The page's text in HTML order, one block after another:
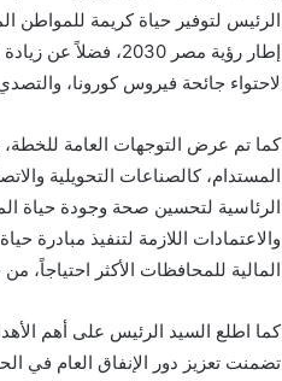
الرئيس لتوفير حياة كريمة للمواطن
إطار رؤية مصر
لاحتواء جائحة فيروس كورونا، والتصدي
كما تم عرض التوجهات العامة للخطة،
المستدام، كالصناعات التحويلية
الرئاسية لتحسين صحة وجودة حياة
والاعتمادات اللازمة لتنفيذ مبادرة
المالية للمحافظات الأكثر احتياجاً،
تضمنت تعزيز دور الإنفاق العام في